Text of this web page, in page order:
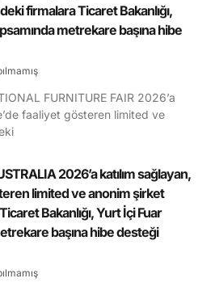
firmalara Ticaret Bakanlığı,
metrekare başına hibe
FURNITURE FAIR 2026’a
faaliyet gösteren limited ve
2026’a katılım sağlayan,
limited ve anonim şirket
Bakanlığı, Yurt İçi Fuar
başına hibe desteği